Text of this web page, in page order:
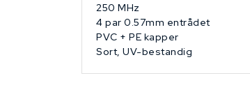
250 MHz
4 par 0.57mm entrådet
PVC + PE kapper
Sort, UV-bestandig